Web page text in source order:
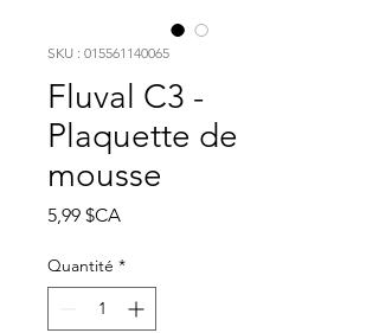
SKU : 015561140065
Fluval C3 -
Plaquette de
mousse
5,99 $CAPrix
Quantité *